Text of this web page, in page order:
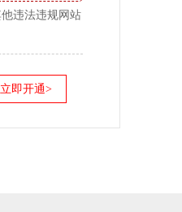
违法违规网站
立即开通>